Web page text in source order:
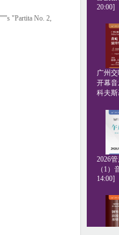
"Partita No. 2,
20:00]
广州
开幕
科夫斯
2026
（1）
14:00]